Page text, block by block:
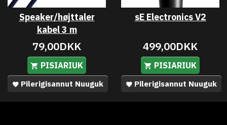
Speaker/højttaler
kabel 3 m
79,00DKK
PISIARIUK
Pilerigisannut Nuuguk
sE Electronics V2
499,00DKK
PISIARIUK
Pilerigisannut Nuuguk